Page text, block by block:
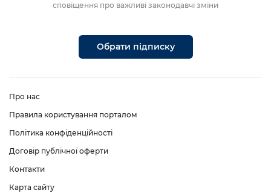
сповіщення про важливі законодавчі зміни
Обрати підписку
Про нас
Правила користування порталом
Політика конфіденційності
Договір публічної оферти
Контакти
Карта сайту